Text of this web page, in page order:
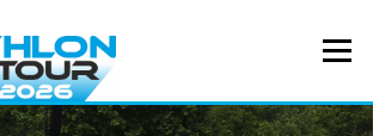
Menü